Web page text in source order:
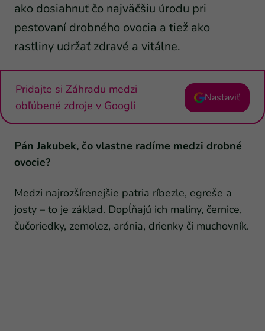
ako dosiahnuť čo najväčšiu úrodu pri
pestovaní drobného ovocia a tiež ako
rastliny udržať zdravé a vitálne.
Pridajte si Záhradu medzi
obľúbené zdroje v Googli
Nastaviť
Pán Jakubek, čo vlastne radíme medzi drobné
ovocie?
Medzi najrozšírenejšie patria ríbezle, egreše a
josty – to je základ. Dopĺňajú ich maliny, černice,
čučoriedky, zemolez, arónia, drienky či muchovník.